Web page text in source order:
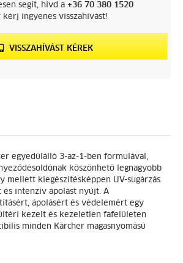
segít, hívd a +36 70 380 1520
ingyenes visszahívást!
VISSZAHÍVÁST KÉREK
egyedülálló 3-az-1-ben formulával,
köszönhető legnagyobb
mellett kiegészítésképpen UV-sugárzás
intenzív ápolást nyújt. A
ápolásért és védelemért egy
kezelt és kezeletlen fafelületen
minden Kärcher magasnyomású